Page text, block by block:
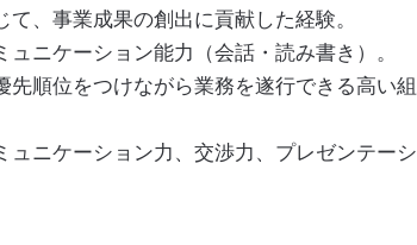
、事業成果の創出に貢献した経験。
ニケーション能力（会話・読み書き）。
順位をつけながら業務を遂行できる高い組
ニケーション力、交渉力、プレゼンテーシ